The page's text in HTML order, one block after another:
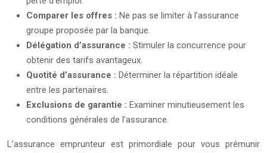
Comparer les offres : Ne pas se limiter à l’assurance
groupe proposée par la banque.
Délégation d’assurance : Stimuler la concurrence pour
obtenir des tarifs avantageux.
Quotité d’assurance : Déterminer la répartition idéale
entre les partenaires.
Exclusions de garantie : Examiner minutieusement les
conditions générales de l’assurance.
L’assurance emprunteur est primordiale pour vous prémunir